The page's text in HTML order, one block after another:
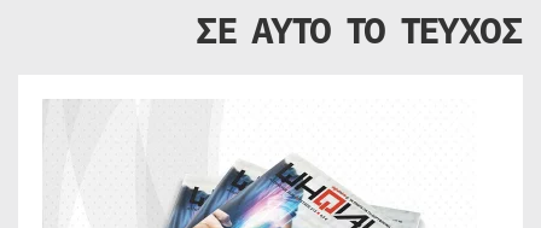
ΣΕ ΑΥΤΟ ΤΟ ΤΕΥΧΟΣ